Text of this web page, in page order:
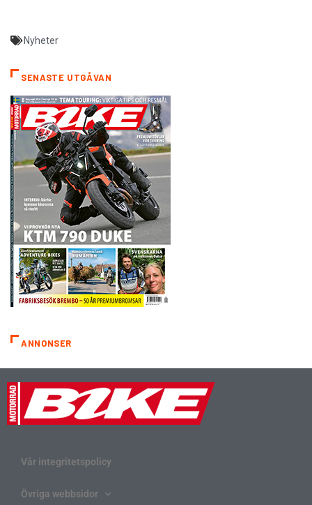
Nyheter
SENASTE UTGÅVAN
ANNONSER
Vår integritetspolicy
Övriga webbsidor